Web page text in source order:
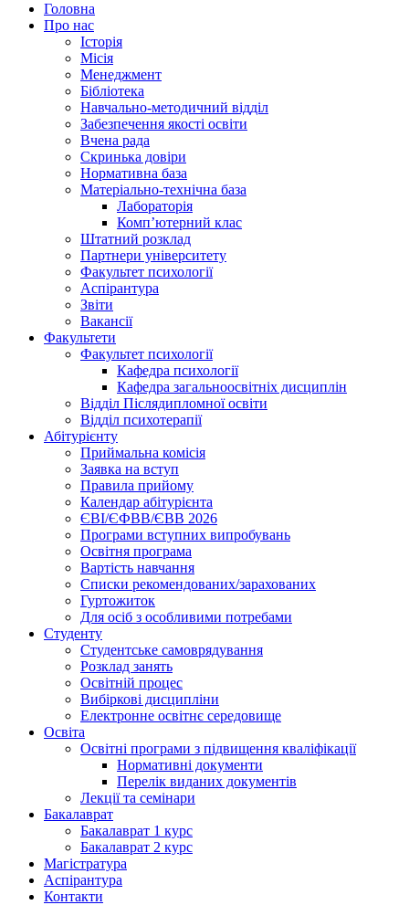
Головна
Про нас
Історія
Місія
Менеджмент
Бібліотека
Навчально-методичний відділ
Забезпечення якості освіти
Вчена рада
Скринька довіри
Нормативна база
Матеріально-технічна база
Лабораторія
Компʼютерний клас
Штатний розклад
Партнери університету
Факультет психології
Аспірантура
Звіти
Вакансії
Факультети
Факультет психології
Кафедра психології
Кафедра загальноосвітніх дисциплін
Відділ Післядипломної освіти
Відділ психотерапії
Абітурієнту
Приймальна комісія
Заявка на вступ
Правила прийому
Календар абітурієнта
ЄВІ/ЄФВВ/ЄВВ 2026
Програми вступних випробувань
Освітня програма
Вартість навчання
Списки рекомендованих/зарахованих
Гуртожиток
Для осіб з особливими потребами
Студенту
Студентське самоврядування
Розклад занять
Освітній процес
Вибіркові дисципліни
Електронне освітнє середовище
Освіта
Освітні програми з підвищення кваліфікації
Нормативні документи
Перелік виданих документів
Лекції та семінари
Бакалаврат
Бакалаврат 1 курс
Бакалаврат 2 курс
Магістратура
Аспірантура
Контакти